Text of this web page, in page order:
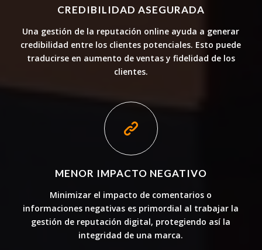
CREDIBILIDAD ASEGURADA
Una gestión de la reputación online ayuda a generar
credibilidad entre los clientes potenciales. Esto puede
traducirse en aumento de ventas y fidelidad de los
clientes.
MENOR IMPACTO NEGATIVO
Minimizar el impacto de comentarios o
informaciones negativas es primordial al trabajar la
gestión de reputación digital, protegiendo así la
integridad de una marca.